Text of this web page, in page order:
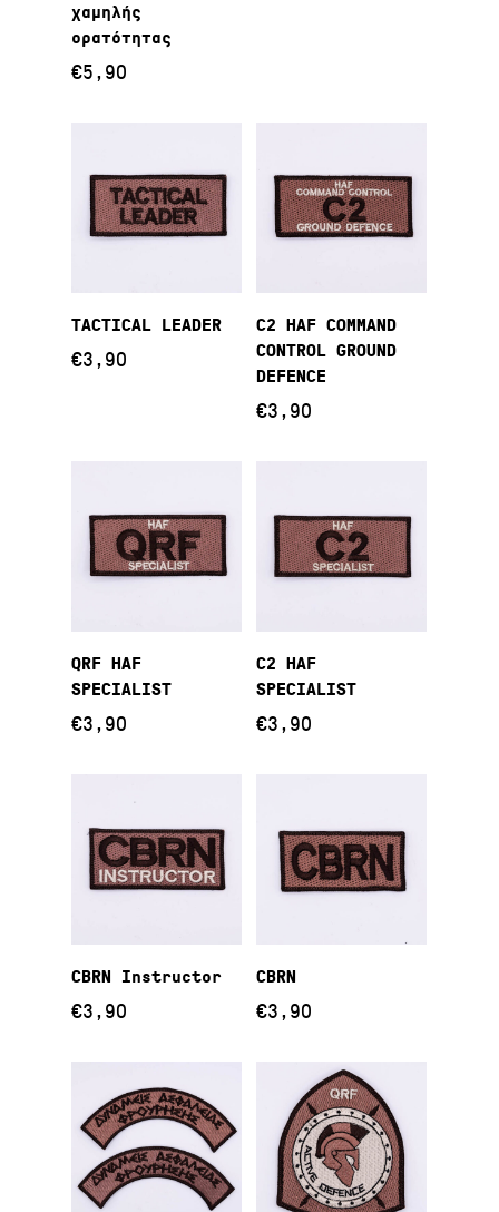
χαμηλής
ορατότητας
€5,90
Προσθήκη Στο
TACTICAL LEADER
€3,90
Προσθήκη Στο
Καλάθι
C2 HAF COMMAND
CONTROL GROUND
DEFENCE
€3,90
Προσθήκη Στο
Καλάθι
QRF HAF
SPECIALIST
€3,90
Προσθήκη Στο
Καλάθι
C2 HAF
SPECIALIST
€3,90
Προσθήκη Στο
CBRN Instructor
€3,90
CBRN
€3,90